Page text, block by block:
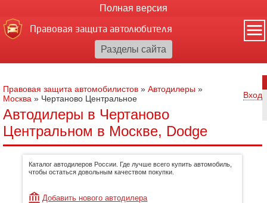
Полная версия
Правовая защита автолюбителя
Правовая защита автомобилистов » Автодилеры »
Москва » Чертаново Центральное Вход
Автодилеры в Чертаново
Центральном в Москве, Dodge
Каталог автодилеров России. Где лучше всего купить автомобиль,
чтобы остаться довольным качеством покупки.
Добавить нового автодилера